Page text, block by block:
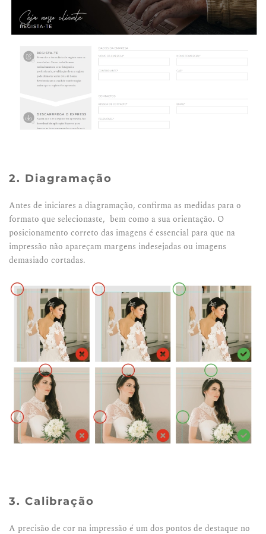
2. Diagramação
Antes de iniciares a diagramação, confirma as medidas para o
formato que selecionaste, bem como a sua orientação. O
posicionamento correto das imagens é essencial para que na
impressão não apareçam margens indesejadas ou imagens
demasiado cortadas.
3. Calibração
A precisão de cor na impressão é um dos pontos de destaque no